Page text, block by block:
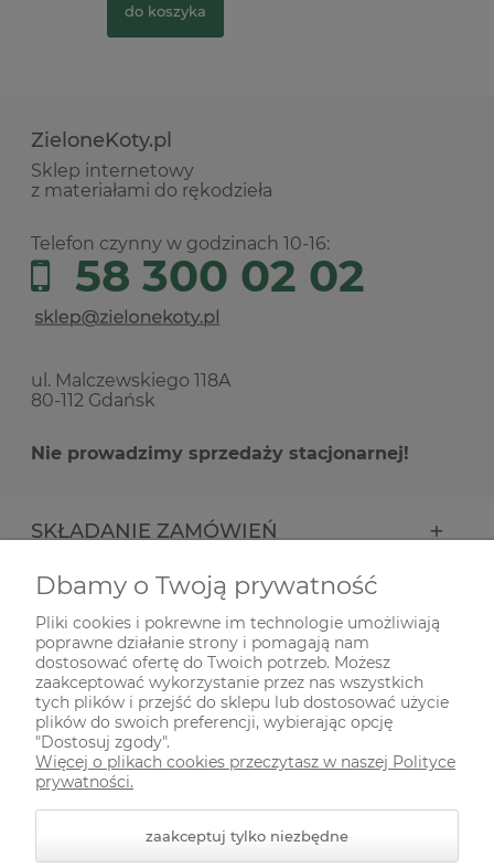
do koszyka
ZieloneKoty.pl
Sklep internetowy
z materiałami do rękodzieła
Telefon czynny w godzinach 10-16:
58 300 02 02
ul. Malczewskiego 118A
80-112 Gdańsk
Nie prowadzimy sprzedaży stacjonarnej!
SKŁADANIE ZAMÓWIEŃ
INFORMACJE
ODWIEDŹ NAS NA
Dbamy o Twoją prywatność
Pliki cookies i pokrewne im technologie umożliwiają
poprawne działanie strony i pomagają nam
dostosować ofertę do Twoich potrzeb. Możesz
zaakceptować wykorzystanie przez nas wszystkich
tych plików i przejść do sklepu lub dostosować użycie
plików do swoich preferencji, wybierając opcję
"Dostosuj zgody".
Więcej o plikach cookies przeczytasz w naszej Polityce
prywatności.
zaakceptuj tylko niezbędne